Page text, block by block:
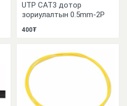
UTP CAT3 дотор
зориулалтын 0.5mm-2P
400₮